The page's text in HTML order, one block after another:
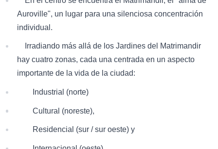
Auroville", un lugar para una silenciosa concentración
individual.
Irradiando más allá de los Jardines del Matrimandir
hay cuatro zonas, cada una centrada en un aspecto
importante de la vida de la ciudad:
Industrial (norte)
Cultural (noreste),
Residencial (sur / sur oeste) y